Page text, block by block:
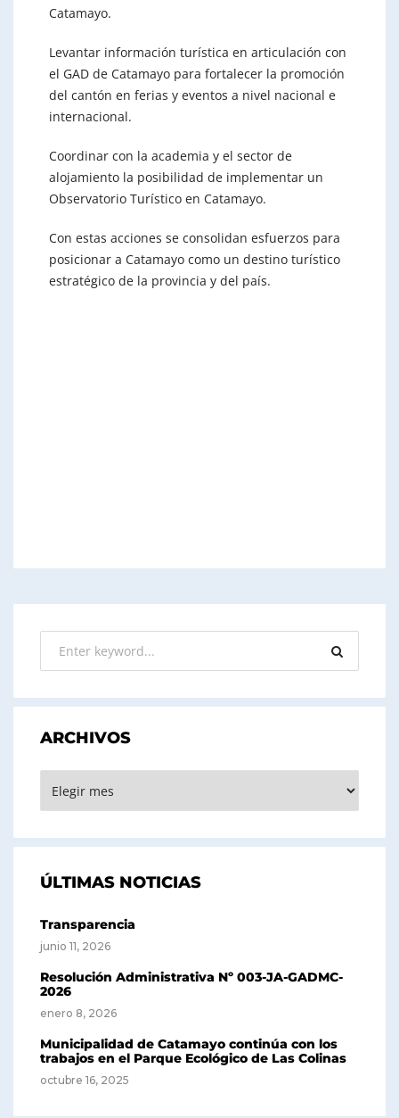
Catamayo.
Levantar información turística en articulación con
el GAD de Catamayo para fortalecer la promoción
del cantón en ferias y eventos a nivel nacional e
internacional.
Coordinar con la academia y el sector de
alojamiento la posibilidad de implementar un
Observatorio Turístico en Catamayo.
Con estas acciones se consolidan esfuerzos para
posicionar a Catamayo como un destino turístico
estratégico de la provincia y del país.
ARCHIVOS
ÚLTIMAS NOTICIAS
Transparencia
junio 11, 2026
Resolución Administrativa Nº 003-JA-GADMC-
2026
enero 8, 2026
Municipalidad de Catamayo continúa con los
trabajos en el Parque Ecológico de Las Colinas
octubre 16, 2025